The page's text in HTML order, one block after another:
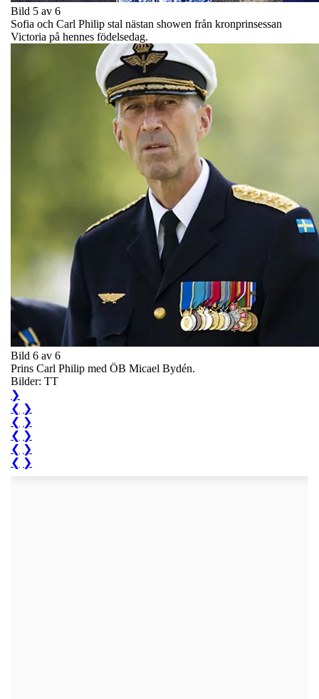
Bild 5 av 6
Sofia och Carl Philip stal nästan showen från kronprinsessan
Victoria på hennes födelsedag.
Bild 6 av 6
Prins Carl Philip med ÖB Micael Bydén.
Bilder: TT
❯
❮ ❯
❮ ❯
❮ ❯
❮ ❯
❮ ❯